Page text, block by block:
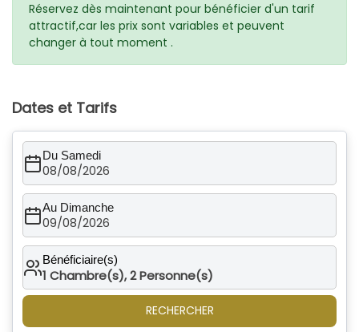
Réservez dès maintenant pour bénéficier d'un tarif
attractif,car les prix sont variables et peuvent
changer à tout moment .
Dates et Tarifs
Du Samedi
08/08/2026
Au Dimanche
09/08/2026
Bénéficiaire(s)
1 Chambre(s),2Personne(s)
RECHERCHER